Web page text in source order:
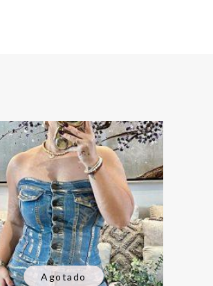
Agotado